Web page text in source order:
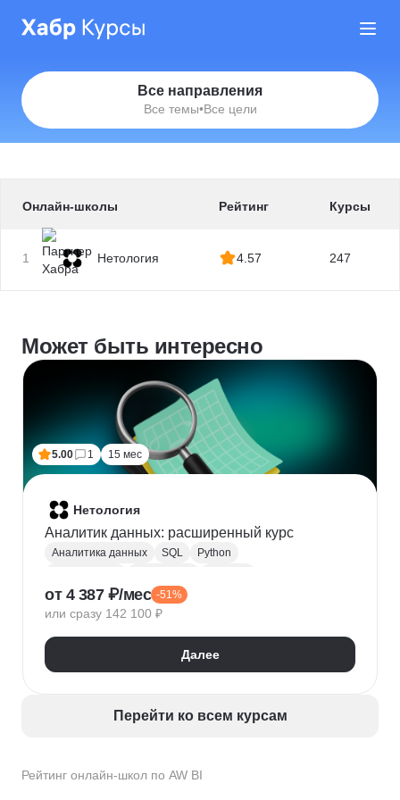
Все направления
Все темы•Все цели
Рейтинг онлайн-школ по AW BI
Онлайн-школы Рейтинг Курсы
1 Нетология 4.57 247
Может быть интересно
5.00 1 15 мес
Нетология
Аналитик данных: расширенный курс
Аналитика данных SQL
Python
Нейронные сети
Статистика
A/B тестирование
BI
Google Таблицы
Извлечение данных
SMART
Сбор требований
от 4 387 ₽/мес -51%
или сразу 142 100 ₽
Далее
Перейти ко всем курсам